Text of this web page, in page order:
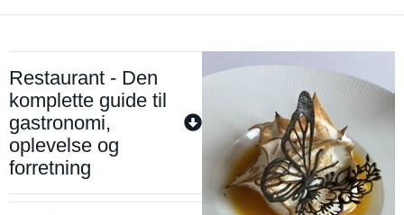
Restaurant - Den
komplette guide til
gastronomi,
oplevelse og
forretning